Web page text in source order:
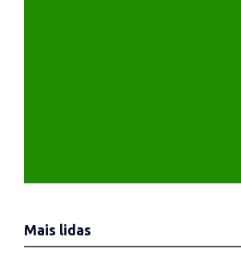
Mais lidas